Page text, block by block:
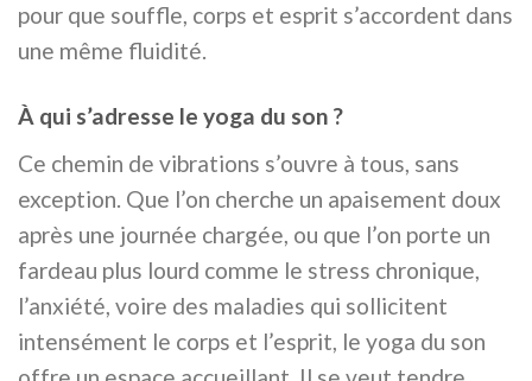
pour que souffle, corps et esprit s’accordent dans
une même fluidité.
À qui s’adresse le yoga du son ?
Ce chemin de vibrations s’ouvre à tous, sans
exception. Que l’on cherche un apaisement doux
après une journée chargée, ou que l’on porte un
fardeau plus lourd comme le stress chronique,
l’anxiété, voire des maladies qui sollicitent
intensément le corps et l’esprit, le yoga du son